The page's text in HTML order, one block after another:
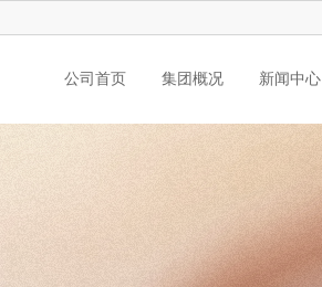
公司首页 集团概况 新闻中心